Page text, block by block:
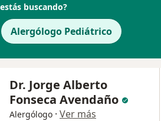
buscando?
Alergólogo Pediátrico
Dr. Jorge Alberto
Fonseca Avendaño
Alergólogo · Ver más